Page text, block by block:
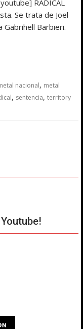
RADICAL
Se trata de Joel
Gabrihell Barbieri.
nacional, metal
, sentencia,territory